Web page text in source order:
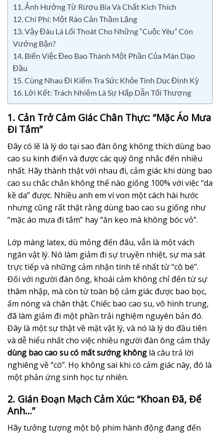
11. Ảnh Hưởng Từ Rượu Bia Và Chất Kích Thích
12. Chi Phí: Một Rào Cản Thầm Lặng
13. Vậy Đâu Là Lối Thoát Cho Những “Cuộc Yêu” Còn
Vướng Bận?
14. Biến Việc Đeo Bao Thành Một Phần Của Màn Dạo
Đầu
15. Cùng Nhau Đi Kiểm Tra Sức Khỏe Tình Dục Định Kỳ
16. Lời Kết: Trách Nhiệm Là Sự Hấp Dẫn Tối Thượng
1. Cản Trở Cảm Giác Chân Thực: “Mặc Áo Mưa
Đi Tắm”
Đây có lẽ là lý do tại sao đàn ông không thích dùng bao
cao su kinh điển và được các quý ông nhắc đến nhiều
nhất. Hãy thành thật với nhau đi, cảm giác khi dùng bao
cao su chắc chắn không thể nào giống 100% với việc “da
kề da” được. Nhiều anh em ví von một cách hài hước
nhưng cũng rất thật rằng dùng bao cao su giống như
“mặc áo mưa đi tắm” hay “ăn kẹo mà không bóc vỏ”.
Lớp màng latex, dù mỏng đến đâu, vẫn là một vách
ngăn vật lý. Nó làm giảm đi sự truyền nhiệt, sự ma sát
trực tiếp và những cảm nhận tinh tế nhất từ “cô bé”.
Đối với người đàn ông, khoái cảm không chỉ đến từ sự
thâm nhập, mà còn từ toàn bộ cảm giác được bao bọc,
ấm nóng và chân thật. Chiếc bao cao su, vô hình trung,
đã làm giảm đi một phần trải nghiệm nguyên bản đó.
Đây là một sự thật về mặt vật lý, và nó là lý do đầu tiên
và dễ hiểu nhất cho việc nhiều người đàn ông cảm thấy
dùng bao cao su có mất sướng không là câu trả lời
nghiêng về “có”. Họ không sai khi có cảm giác này, đó là
một phản ứng sinh học tự nhiên.
2. Gián Đoạn Mạch Cảm Xúc: “Khoan Đã, Để
Anh…”
Hãy tưởng tượng một bộ phim hành động đang đến